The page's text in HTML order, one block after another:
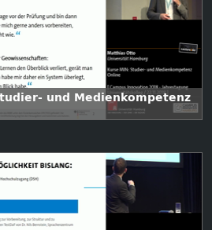
und Medienkompetenz